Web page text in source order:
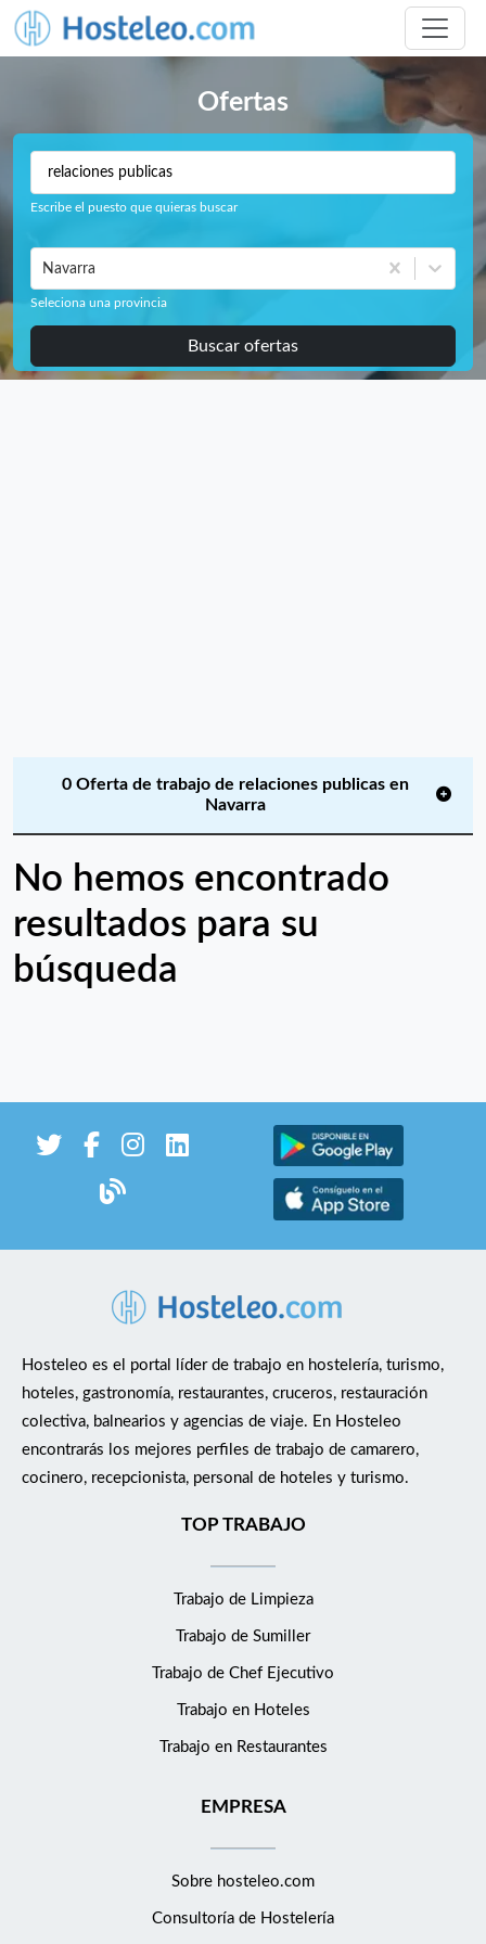
Ofertas
Escribe el puesto que quieras buscar
Navarra
Seleciona una provincia
Buscar ofertas
0 Oferta de trabajo de relaciones publicas en
Navarra
No hemos encontrado
resultados para su
búsqueda
Hosteleo es el portal líder de trabajo en hostelería, turismo,
hoteles, gastronomía, restaurantes, cruceros, restauración
colectiva, balnearios y agencias de viaje. En Hosteleo
encontrarás los mejores perfiles de trabajo de camarero,
cocinero, recepcionista, personal de hoteles y turismo.
TOP TRABAJO
Trabajo de Limpieza
Trabajo de Sumiller
Trabajo de Chef Ejecutivo
Trabajo en Hoteles
Trabajo en Restaurantes
EMPRESA
Sobre hosteleo.com
Consultoría de Hostelería